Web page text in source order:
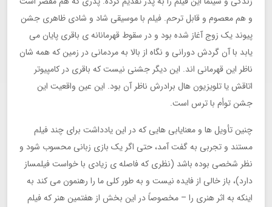
و هم معصوم و قابل ترحم. فیلم با موسیقی شاد و شادی ظاهری جشن
پیوند یک زوج آغاز شده بود و در سقوط قهرمانانه ی باقری پایان می
یابد با آن گردش دورانی و نگاه از بالا به مردمانی در زمین که همه شان
ناظر این قهرمانی اند. این دیگر جشنی نیست که باقری در کامپیوتر
اتاقش یا تلویزیون هال برادرش ناظر آن بود. این عین واقعیت این
جشن توأم با ترس است.
چنین تأویل ها و معنایابی هایی که در این یادداشت برای چند فیلم
مستند و تجربی به گفت آمد، حتی اگر یک بازی زبانی محسوب شود و
نظر شخصی بوده باشد (نظری که فاصله ی زیادی با خواست فیلمساز
دارد)، باز خالی از فایده نیست و به طور کلی ما را رهنمون می کند به
اینکه به اثر هنری را – مخصوصاً در این بخش از هفتمین هنر که فیلم